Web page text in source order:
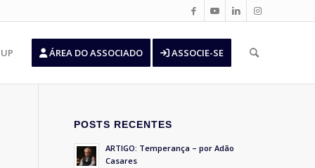
ÁREA DO ASSOCIADO ASSOCIE-SE
POSTS RECENTES
ARTIGO: Temperança – por Adão
Casares